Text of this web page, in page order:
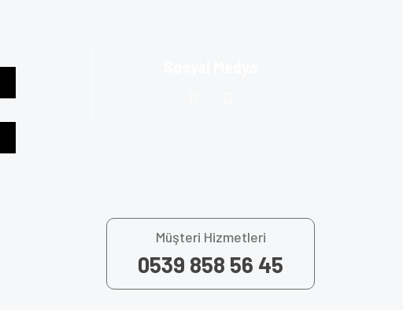
Müşteri Hizmetleri
0539 858 56 45